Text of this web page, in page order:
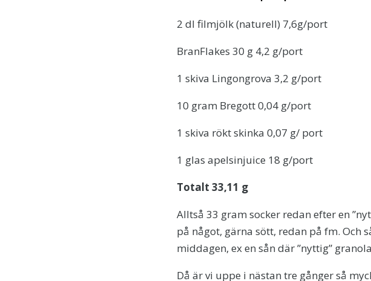
2 dl filmjölk (naturell) 7,6g/port
BranFlakes 30 g 4,2 g/port
1 skiva Lingongrova 3,2 g/port
10 gram Bregott 0,04 g/port
1 skiva rökt skinka 0,07 g/ port
1 glas apelsinjuice 18 g/port
Totalt 33,11 g
Alltså 33 gram socker redan efter en
på något, gärna sött, redan på fm. Och
middagen, ex en sån där ”nyttig”
Då är vi uppe i nästan tre gånger så